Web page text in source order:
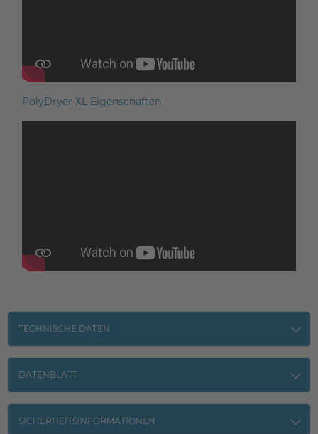
PolyDryer XL Eigenschaften
TECHNISCHE DATEN
DATENBLATT
SICHERHEITSINFORMATIONEN